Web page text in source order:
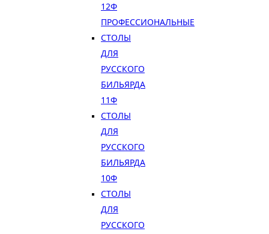
12Ф
ПРОФЕССИОНАЛЬНЫЕ
СТОЛЫ
ДЛЯ
РУССКОГО
БИЛЬЯРДА
11Ф
СТОЛЫ
ДЛЯ
РУССКОГО
БИЛЬЯРДА
10Ф
СТОЛЫ
ДЛЯ
РУССКОГО